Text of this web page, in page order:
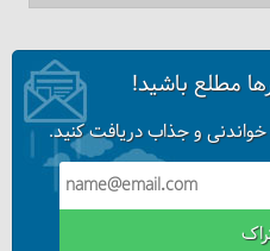
کجاست؟
مطلع باشید!
خواندنی و جذاب دریافت کنید.